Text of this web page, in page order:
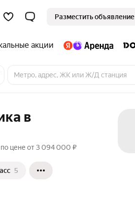
Разместить объявление
акции
в
по цене от 3 094 000 ₽
5